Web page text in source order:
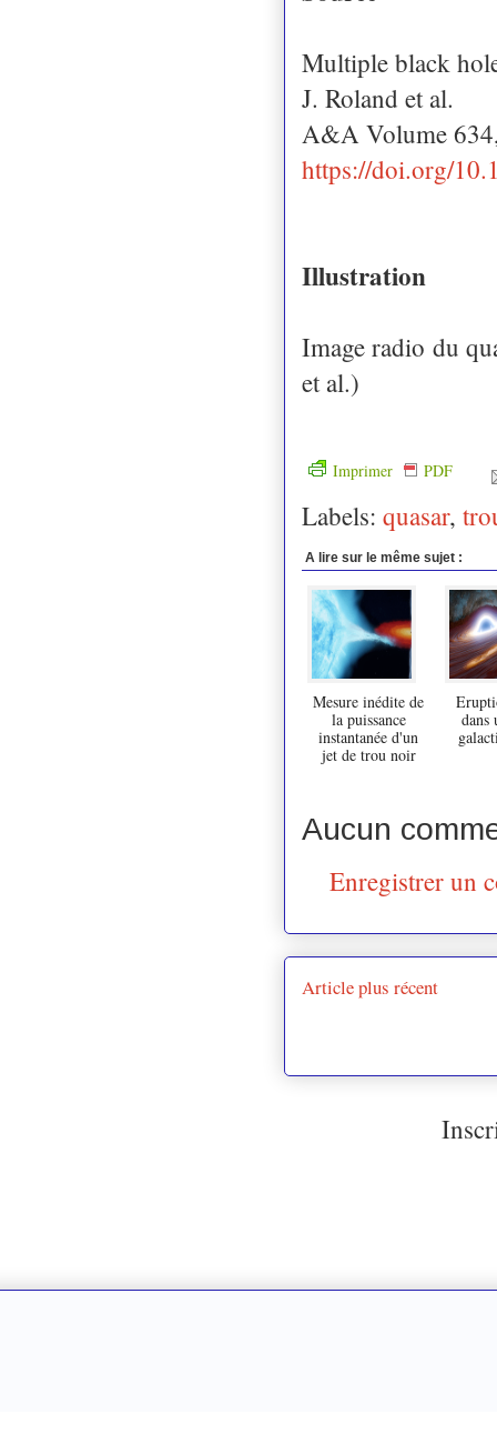
Multiple black
J. Roland et al.
A&A Volume
https://doi.org/
Illustration
Image radio du
et al.)
Imprimer PDF
Labels: quasar,
A lire sur le même sujet :
Mesure inédite de
la puissance
instantanée d'un
jet de trou noir
dans
Aucun
Enregistrer un
Article plus récent